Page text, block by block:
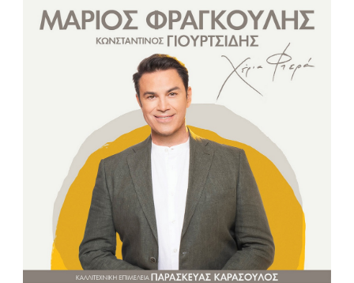
Προσωπικά Δεδομένα
Πληροφορίες
Είσοδος διαχειριστή